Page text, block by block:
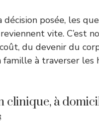
décision posée, les
vite. C’est
du devenir du
famille à traverser les
clinique, à